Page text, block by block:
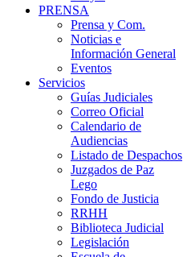
PRENSA
Prensa y Com.
Noticias e
Información General
Eventos
Servicios
Guías Judiciales
Correo Oficial
Calendario de
Audiencias
Listado de Despachos
Juzgados de Paz
Lego
Fondo de Justicia
RRHH
Biblioteca Judicial
Legislación